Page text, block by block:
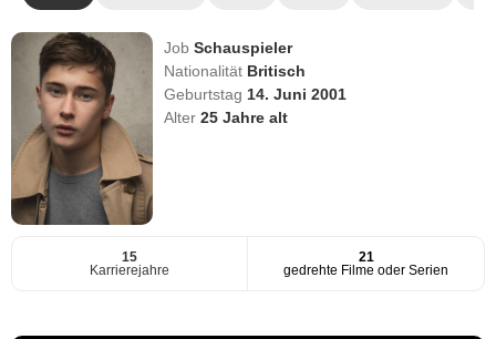
JobSchauspieler
Nationalität Britisch
Geburtstag 14. Juni 2001
Alter25 Jahre alt
15
Karrierejahre
21
gedrehte Filme oder Serien